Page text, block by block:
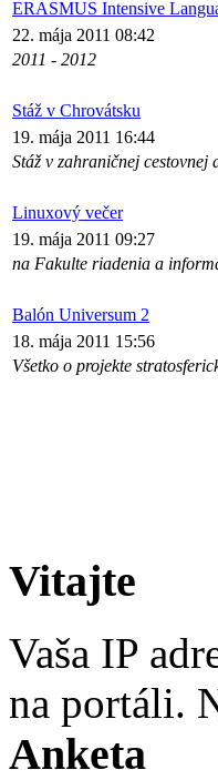
ERASMUS Intensive
22. mája 2011 08:42
2011 - 2012
Stáž v Chrovátsku
19. mája 2011 16:44
Stáž v zahraničnej cestovnej
Linuxový večer
19. mája 2011 09:27
na Fakulte riadenia a
Balón Universum 2
18. mája 2011 15:56
Všetko o projekte
Vitajte
Vaša IP
na portáli.
Anketa